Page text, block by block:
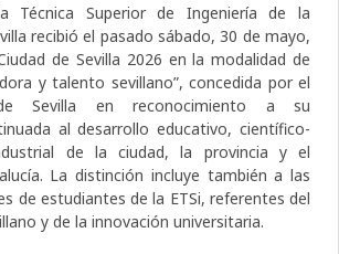
Técnica Superior de Ingeniería de la
recibió el pasado sábado, 30 de mayo,
de Sevilla 2026 en la modalidad de
y talento sevillano”, concedida por el
Sevilla en reconocimiento a su
al desarrollo educativo, científico-
de la ciudad, la provincia y el
La distinción incluye también a las
de estudiantes de la ETSi, referentes del
y de la innovación universitaria.